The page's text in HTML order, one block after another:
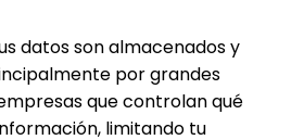
datos son almacenados y
por grandes
que controlan qué
limitando tu